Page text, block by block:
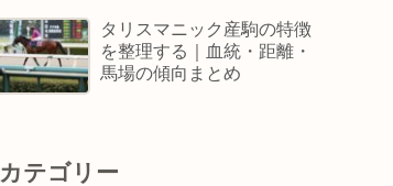
タリスマニック産駒の特徴
を整理する｜血統・距離・
馬場の傾向まとめ
カテゴリー